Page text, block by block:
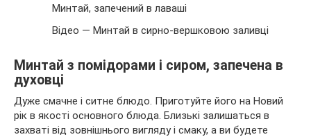
Минтай, запечений в лаваші
Відео — Минтай в сирно-вершковою заливці
Минтай з помідорами і сиром, запечена в
духовці
Дуже смачне і ситне блюдо. Приготуйте його на Новий
рік в якості основного блюда. Близькі залишаться в
захваті від зовнішнього вигляду і смаку, а ви будете